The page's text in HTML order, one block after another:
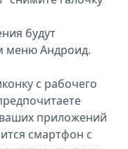
будут
меню Андроид.
с рабочего
приложений
смартфон с